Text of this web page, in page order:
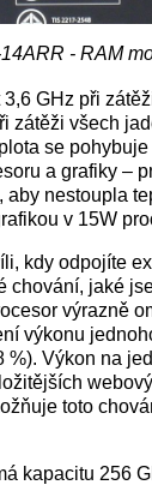
- RAM
GHz při
zátěži všech
se
a grafiky –
nestoupla
v 15W
kdy odpojíte
chování, jaké
výrazně
výkonu
Výkon na
toto
kapacitu 256